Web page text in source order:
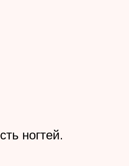
ногтей.